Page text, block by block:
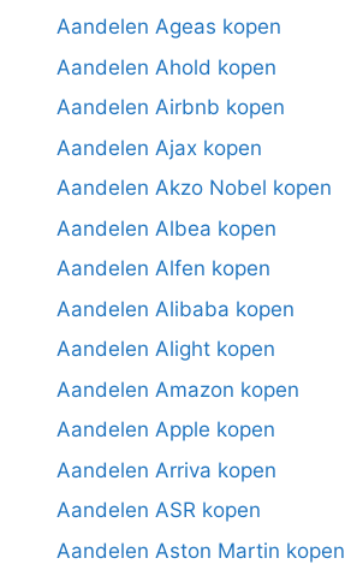
Aandelen Ageas kopen
Aandelen Ahold kopen
Aandelen Airbnb kopen
Aandelen Ajax kopen
Aandelen Akzo Nobel kopen
Aandelen Albea kopen
Aandelen Alfen kopen
Aandelen Alibaba kopen
Aandelen Alight kopen
Aandelen Amazon kopen
Aandelen Apple kopen
Aandelen Arriva kopen
Aandelen ASR kopen
Aandelen Aston Martin kopen